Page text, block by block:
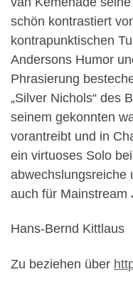
schön kontrastiert
kontrapunktischen
Andersons Humor
Phrasierung
„Silver Nichols“ des
seinem gekonnten
vorantreibt und in
ein virtuoses Solo
abwechslungsreiche
auch für Mainstream
Hans-Bernd Kittlaus
Zu beziehen über